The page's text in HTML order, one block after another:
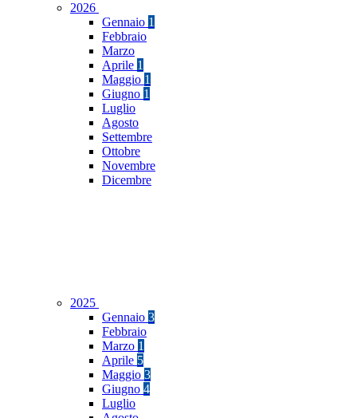
2026
Gennaio 1
Febbraio
Marzo
Aprile 1
Maggio 1
Giugno 1
Luglio
Agosto
Settembre
Ottobre
Novembre
Dicembre
2025
Gennaio 3
Febbraio
Marzo 1
Aprile 5
Maggio 3
Giugno 4
Luglio